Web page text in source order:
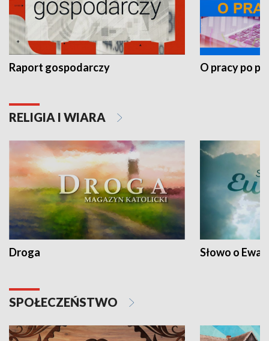
Raport gospodarczy O pracy po
RELIGIA I WIARA
Droga Słowo o
SPOŁECZEŃSTWO